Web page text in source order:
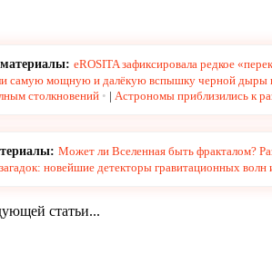
eROSITA зафиксировала редкое
самую мощную и далёкую вспышку черной дыры
столкновений
| Астрономы приблизились к
Может ли Вселенная быть фракталом?
новейшие детекторы гравитационных волн
статьи...